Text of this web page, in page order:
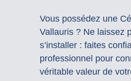
Vous possédez une
Vallauris ? Ne laissez
s’installer : faites
professionnel pour
véritable valeur de